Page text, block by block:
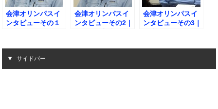
会津オリンパスイ
ンタビューその１
は？
会津オリンパスイ
ンタビューその2｜
とは？
会津オリンパスイ
ンタビューその3｜
こととは？
サイドバー